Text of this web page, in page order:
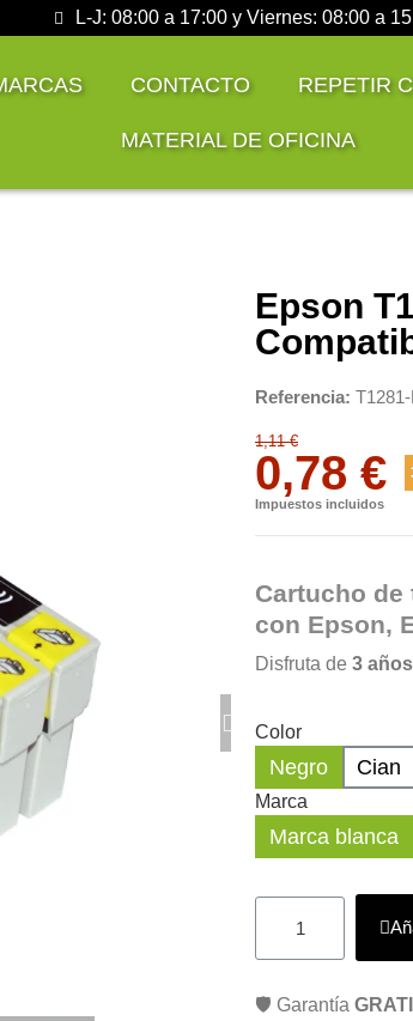
L-J: 08:00 a 17:00 y Viernes: 08:00 a
CONTACTO REPETIR
MATERIAL DE OFICINA
Epson
Referencia
1,11 €
0,78 €
Impuestos incluidos
Cartucho de
con Epson,
Disfruta de 3
Color
Negro Cian
Marca
Marca blanca
🛡️ Garantía